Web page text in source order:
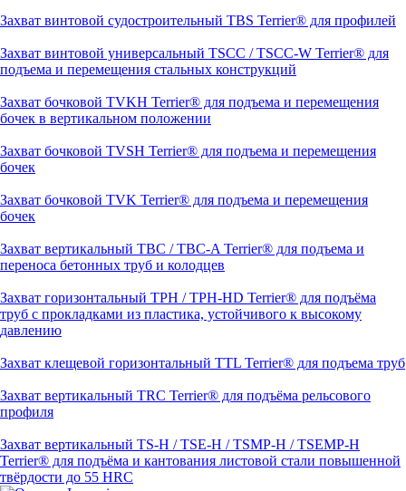
Захват винтовой судостроительный TBS Terrier® для профилей
Захват винтовой универсальный TSCC / TSCC-W Terrier® для
подъема и перемещения стальных конструкций
Захват бочковой TVKH Terrier® для подъема и перемещения
бочек в вертикальном положении
Захват бочковой TVSH Terrier® для подъема и перемещения
бочек
Захват бочковой TVK Terrier® для подъема и перемещения
бочек
Захват вертикальный TBC / TBC-A Terrier® для подъема и
переноса бетонных труб и колодцев
Захват горизонтальный TPH / TPH-HD Terrier® для подъёма
труб с прокладками из пластика, устойчивого к высокому
давлению
Захват клещевой горизонтальный TTL Terrier® для подъема труб
Захват вертикальный TRC Terrier® для подъёма рельсового
профиля
Захват вертикальный TS-H / TSE-H / TSMP-H / TSEMP-H
Terrier® для подъёма и кантования листовой стали повышенной
твёрдости до 55 HRC